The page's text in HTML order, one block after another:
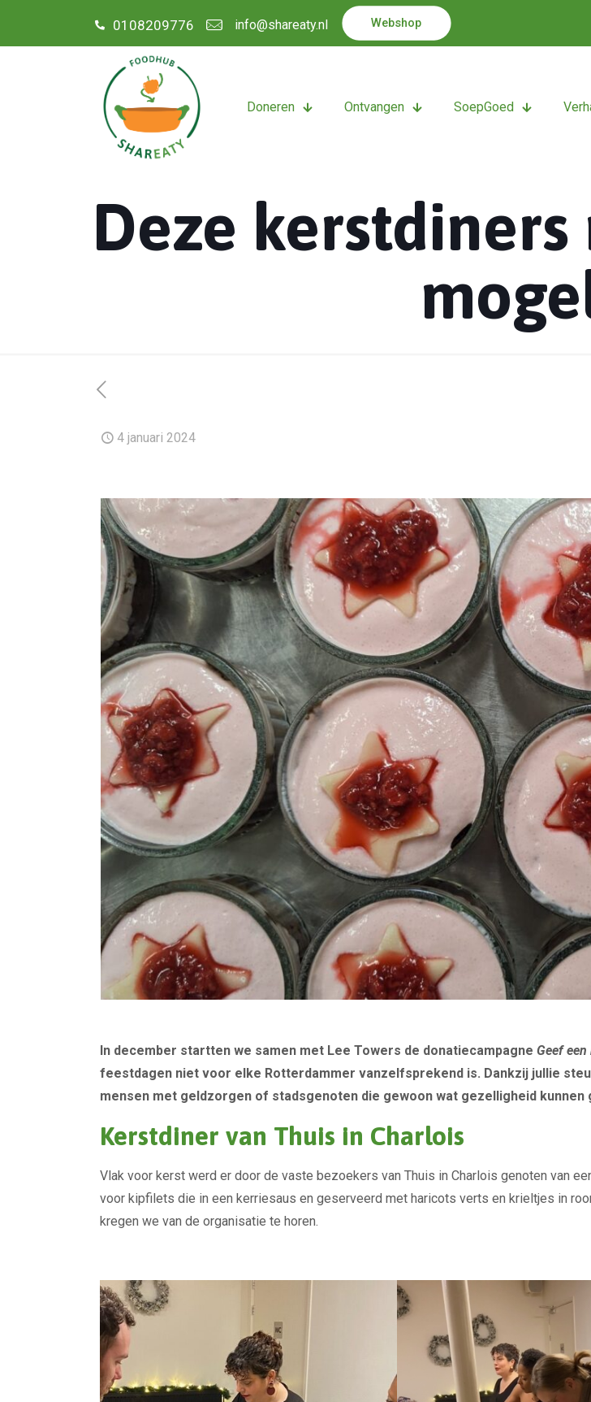
0108209776 info@shareaty.nl Webshop
Doneren Ontvangen SoepGoed
Deze
4 januari 2024
In december startten we samen met Lee Towers de donatiecampagneGeef
feestdagen niet voor elke Rotterdammer vanzelfsprekend is. Dankzij jullie
mensen met geldzorgen of stadsgenoten die gewoon wat gezelligheid
Kerstdiner van Thuis in Charlois
Vlak voor kerst werd er door de vaste bezoekers van Thuis in Charlois genoten van
voor kipfilets die in een kerriesaus en geserveerd met haricots verts en krieltjes in
kregen we van de organisatie te horen.